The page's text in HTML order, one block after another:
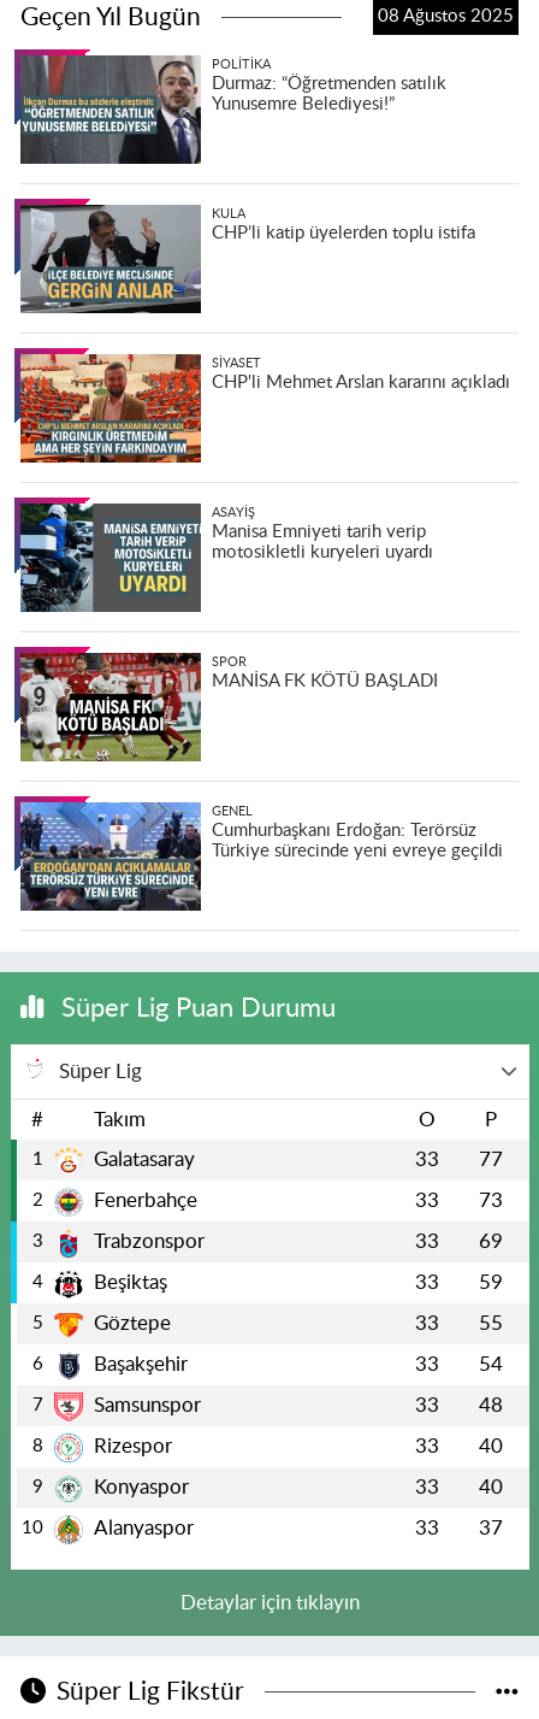
Geçen Yıl Bugün 08 Ağustos 2025
POLITIKA
Durmaz: “Öğretmenden satılık
Yunusemre Belediyesi!”
KULA
CHP’li katip üyelerden toplu istifa
SIYASET
CHP'li Mehmet Arslan kararını açıkladı
ASAYIŞ
Manisa Emniyeti tarih verip
motosikletli kuryeleri uyardı
SPOR
MANİSA FK KÖTÜ BAŞLADI
GENEL
Cumhurbaşkanı Erdoğan: Terörsüz
Türkiye sürecinde yeni evreye geçildi
Süper Lig Puan Durumu
Süper Lig
# Takım O P
1 Galatasaray 33 77
2 Fenerbahçe 33 73
3 Trabzonspor 33 69
4 Beşiktaş 33 59
5 Göztepe 33 55
6 Başakşehir 33 54
7 Samsunspor 33 48
8 Rizespor 33 40
9 Konyaspor 33 40
10 Alanyaspor 33 37
Detaylar için tıklayın
Süper Lig Fikstür